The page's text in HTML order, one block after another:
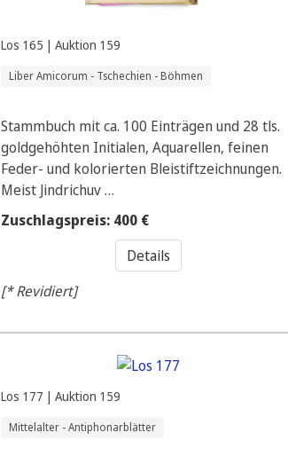
Los 165 | Auktion 159
Liber Amicorum - Tschechien - Böhmen
Stammbuch mit ca. 100 Einträgen und 28 tls.
goldgehöhten Initialen, Aquarellen, feinen
Feder- und kolorierten Bleistiftzeichnungen.
Meist Jindrichuv …
Zuschlagspreis: 400 €
Details
[* Revidiert]
Los 177 | Auktion 159
Mittelalter - Antiphonarblätter